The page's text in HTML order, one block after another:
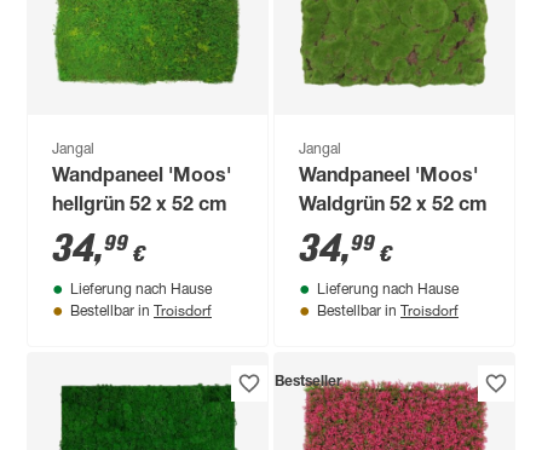
Jangal
Wandpaneel 'Moos'
hellgrün 52 x 52 cm
34,99 €
Lieferung nach Hause
Bestellbar in Troisdorf
Jangal
Wandpaneel 'Moos'
Waldgrün 52 x 52 cm
34,99 €
Lieferung nach Hause
Bestellbar in Troisdorf
Bestseller